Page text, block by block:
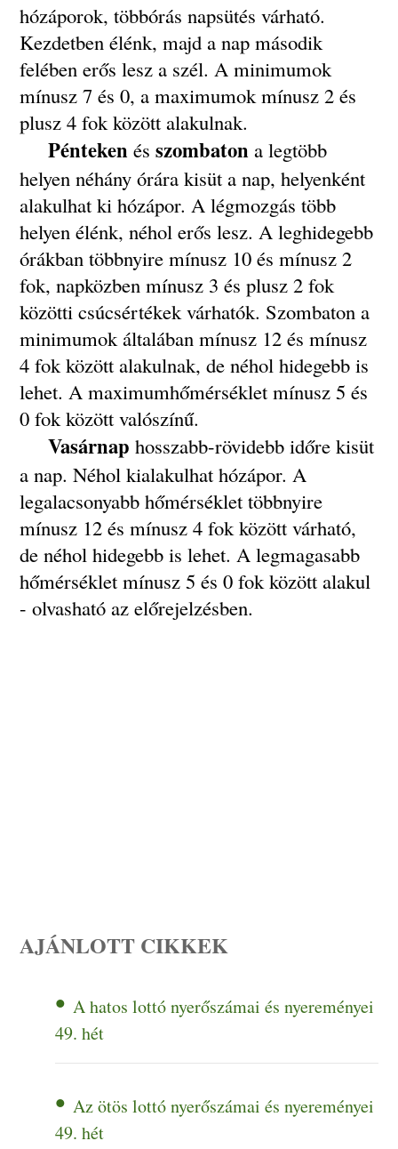
hózáporok, többórás napsütés várható.
Kezdetben élénk, majd a nap második
felében erős lesz a szél. A minimumok
mínusz 7 és 0, a maximumok mínusz 2 és
plusz 4 fok között alakulnak.
Pénteken ésszombaton a legtöbb
helyen néhány órára kisüt a nap, helyenként
alakulhat ki hózápor. A légmozgás több
helyen élénk, néhol erős lesz. A leghidegebb
órákban többnyire mínusz 10 és mínusz 2
fok, napközben mínusz 3 és plusz 2 fok
közötti csúcsértékek várhatók. Szombaton a
minimumok általában mínusz 12 és mínusz
4 fok között alakulnak, de néhol hidegebb is
lehet. A maximumhőmérséklet mínusz 5 és
0 fok között valószínű.
Vasárnap hosszabb-rövidebb időre kisüt
a nap. Néhol kialakulhat hózápor. A
legalacsonyabb hőmérséklet többnyire
mínusz 12 és mínusz 4 fok között várható,
de néhol hidegebb is lehet. A legmagasabb
hőmérséklet mínusz 5 és 0 fok között alakul
- olvasható az előrejelzésben.
AJÁNLOTT CIKKEK
A hatos lottó nyerőszámai és nyereményei
49. hét
Az ötös lottó nyerőszámai és nyereményei
49. hét